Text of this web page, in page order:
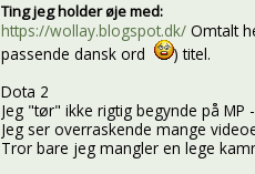
Ting jeg holder øje med:
https://wollay.blogspot.dk/Omtalt
passende dansk ord
) titel.
Dota 2
Jeg "tør" ikke rigtig begynde på
Jeg ser overraskende mange
Tror bare jeg mangler en lege